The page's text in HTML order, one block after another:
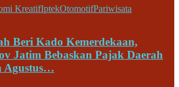
KreatifIptekOtomotifPariwisata
Beri Kado Kemerdekaan,
Jatim Bebaskan Pajak Daerah
Agustus…